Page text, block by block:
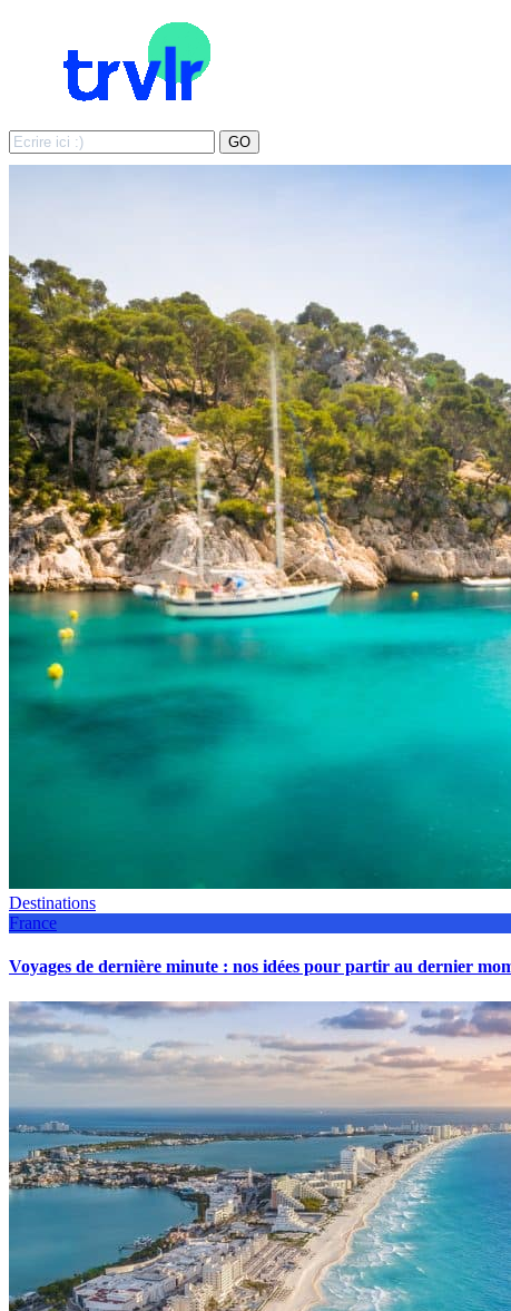
Search
for:
GO
Destinations
France
Voyages de dernière minute : nos idées pour partir au dernier